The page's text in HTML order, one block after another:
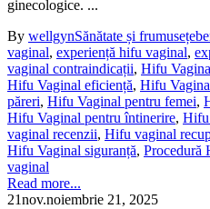
ginecologice. ...
By wellgynSănătate și frumusețe
vaginal, experiență hifu vaginal,
vaginal contraindicații, Hifu
Hifu Vaginal eficiență, Hifu
păreri, Hifu Vaginal pentru femei,
Hifu Vaginal pentru întinerire, Hifu
vaginal recenzii, Hifu vaginal
Hifu Vaginal siguranță, Procedură
vaginal
Read more...
21nov.noiembrie 21, 2025